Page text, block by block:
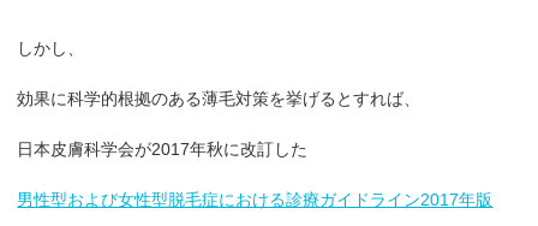
しかし、
効果に科学的根拠のある薄毛対策を挙げるとすれば、
日本皮膚科学会が2017年秋に改訂した
男性型および女性型脱毛症における診療ガイドライン2017年版